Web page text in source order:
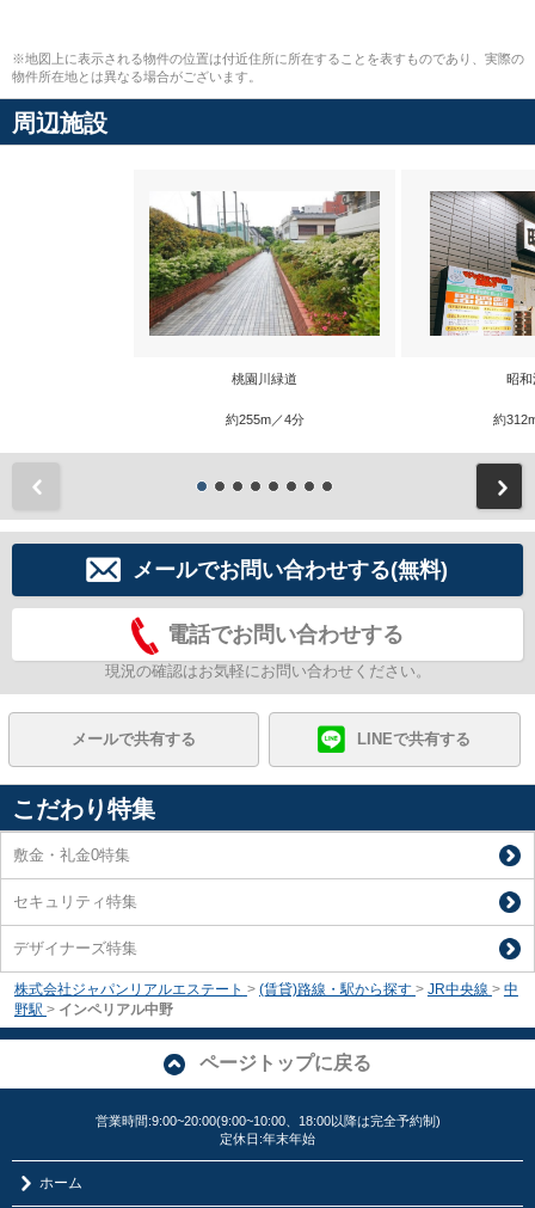
※地図上に表示される物件の位置は付近住所に所在することを表すものであり、実際の
物件所在地とは異なる場合がございます。
周辺施設
桃園川緑道
約255m／4分
昭和
約
メールでお問い合わせする(無料)
電話でお問い合わせする
現況の確認はお気軽にお問い合わせください。
メールで共有する LINEで共有する
こだわり特集
敷金・礼金0特集
セキュリティ特集
デザイナーズ特集
株式会社ジャパンリアルエステート > (賃貸)路線・駅から探す > JR中央線 > 中
野駅 > インペリアル中野
ページトップに戻る
営業時間:9:00~20:00(9:00~10:00、18:00以降は完全予約制)
定休日:年末年始
ホーム